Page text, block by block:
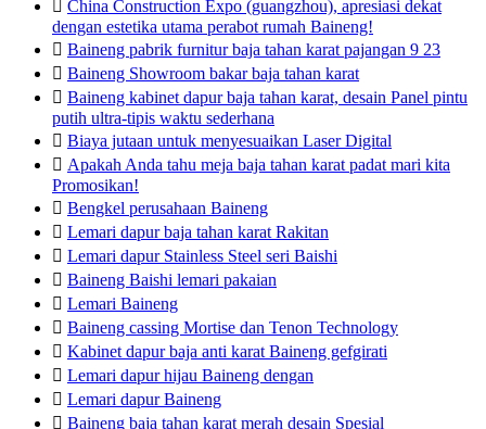
China Construction Expo (guangzhou), apresiasi dekat
dengan estetika utama perabot rumah Baineng!
 Baineng pabrik furnitur baja tahan karat pajangan 9 23
 Baineng Showroom bakar baja tahan karat
 Baineng kabinet dapur baja tahan karat, desain Panel pintu
putih ultra-tipis waktu sederhana
 Biaya jutaan untuk menyesuaikan Laser Digital
 Apakah Anda tahu meja baja tahan karat padat mari kita
Promosikan!
 Bengkel perusahaan Baineng
 Lemari dapur baja tahan karat Rakitan
 Lemari dapur Stainless Steel seri Baishi
 Baineng Baishi lemari pakaian
 Lemari Baineng
 Baineng cassing Mortise dan Tenon Technology
 Kabinet dapur baja anti karat Baineng gefgirati
 Lemari dapur hijau Baineng dengan
 Lemari dapur Baineng
 Baineng baja tahan karat merah desain Spesial